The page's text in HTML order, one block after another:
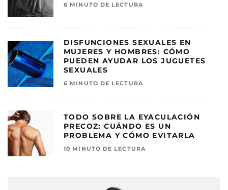
6 MINUTO DE LECTURA
DISFUNCIONES SEXUALES EN
MUJERES Y HOMBRES: CÓMO
PUEDEN AYUDAR LOS JUGUETES
SEXUALES
6 MINUTO DE LECTURA
TODO SOBRE LA EYACULACIÓN
PRECOZ: CUÁNDO ES UN
PROBLEMA Y CÓMO EVITARLA
10 MINUTO DE LECTURA